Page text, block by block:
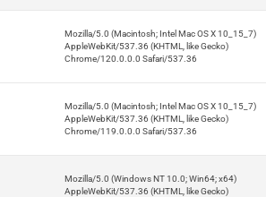
Mozilla/5.0 (Macintosh; Intel Mac OS X 10_15_7)
AppleWebKit/537.36 (KHTML, like Gecko)
Chrome/120.0.0.0 Safari/537.36
Mozilla/5.0 (Macintosh; Intel Mac OS X 10_15_7)
AppleWebKit/537.36 (KHTML, like Gecko)
Chrome/119.0.0.0 Safari/537.36
Mozilla/5.0 (Windows NT 10.0; Win64; x64)
AppleWebKit/537.36 (KHTML, like Gecko)